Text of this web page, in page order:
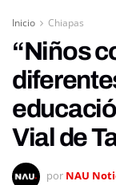
Inicio Chiapas
“Niños
Vial de
por NAU